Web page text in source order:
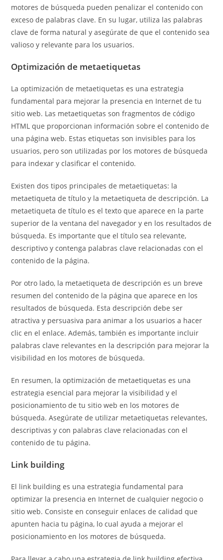
motores de búsqueda pueden penalizar el contenido con
exceso de palabras clave. En su lugar, utiliza las palabras
clave de forma natural y asegúrate de que el contenido sea
valioso y relevante para los usuarios.
Optimización de metaetiquetas
La optimización de metaetiquetas es una estrategia
fundamental para mejorar la presencia en Internet de tu
sitio web. Las metaetiquetas son fragmentos de código
HTML que proporcionan información sobre el contenido de
una página web. Estas etiquetas son invisibles para los
usuarios, pero son utilizadas por los motores de búsqueda
para indexar y clasificar el contenido.
Existen dos tipos principales de metaetiquetas: la
metaetiqueta de título y la metaetiqueta de descripción. La
metaetiqueta de título es el texto que aparece en la parte
superior de la ventana del navegador y en los resultados de
búsqueda. Es importante que el título sea relevante,
descriptivo y contenga palabras clave relacionadas con el
contenido de la página.
Por otro lado, la metaetiqueta de descripción es un breve
resumen del contenido de la página que aparece en los
resultados de búsqueda. Esta descripción debe ser
atractiva y persuasiva para animar a los usuarios a hacer
clic en el enlace. Además, también es importante incluir
palabras clave relevantes en la descripción para mejorar la
visibilidad en los motores de búsqueda.
En resumen, la optimización de metaetiquetas es una
estrategia esencial para mejorar la visibilidad y el
posicionamiento de tu sitio web en los motores de
búsqueda. Asegúrate de utilizar metaetiquetas relevantes,
descriptivas y con palabras clave relacionadas con el
contenido de tu página.
Link building
El link building es una estrategia fundamental para
optimizar la presencia en Internet de cualquier negocio o
sitio web. Consiste en conseguir enlaces de calidad que
apunten hacia tu página, lo cual ayuda a mejorar el
posicionamiento en los motores de búsqueda.